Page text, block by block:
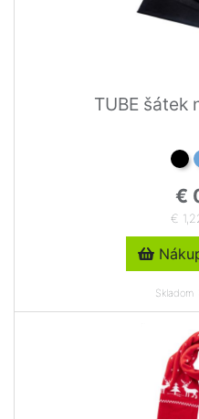
TUBE šátek
€
€
Skladom